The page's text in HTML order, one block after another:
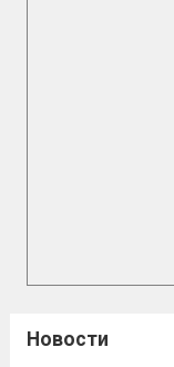
Новости